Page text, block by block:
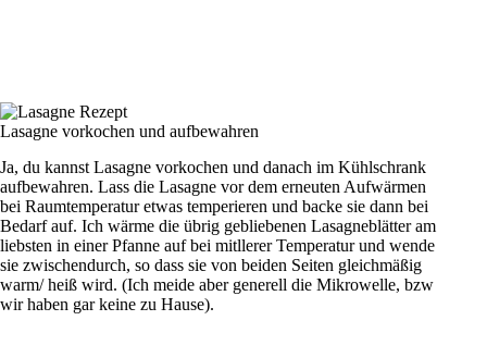
Lasagne vorkochen und aufbewahren
Ja, du kannst Lasagne vorkochen und danach im Kühlschrank
aufbewahren. Lass die Lasagne vor dem erneuten Aufwärmen
bei Raumtemperatur etwas temperieren und backe sie dann bei
Bedarf auf. Ich wärme die übrig gebliebenen Lasagneblätter am
liebsten in einer Pfanne auf bei mitllerer Temperatur und wende
sie zwischendurch, so dass sie von beiden Seiten gleichmäßig
warm/ heiß wird. (Ich meide aber generell die Mikrowelle, bzw
wir haben gar keine zu Hause).